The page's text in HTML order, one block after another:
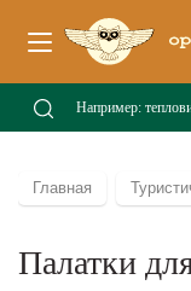
Главная
Палатки